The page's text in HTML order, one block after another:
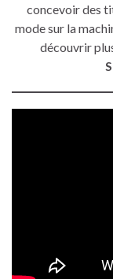
concevoir des
mode sur la
découvrir